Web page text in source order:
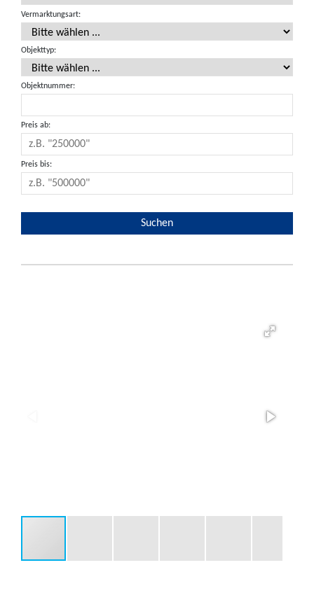
Vermarktungsart:
Objekttyp:
Objektnummer:
Preis ab:
Preis bis: